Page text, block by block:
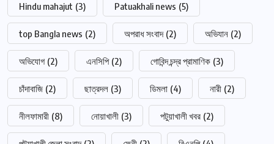
Hindu mahajut (3) Patuakhali news (5)
top Bangla news (2) অপরাধ সংবাদ (2) অভিযান (2)
অভিযোগ (2) এনসিপি (2) গোবিন্দ চন্দ্র প্রামাণিক (3)
চাঁদাবাজি (2) ছাত্রদল (3) ডিমলা (4) নারী (2)
নীলফামারী (8) নোয়াখালী (3) পটুয়াখালী খবর (2)